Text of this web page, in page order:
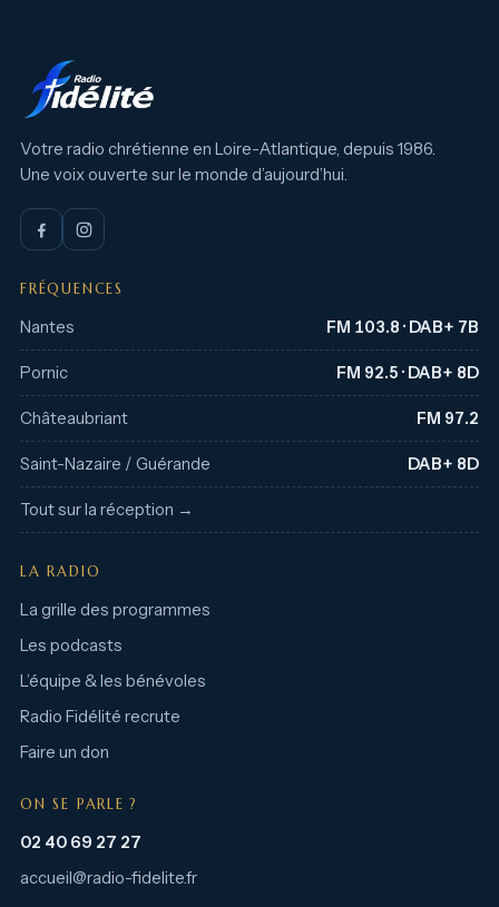
Votre radio chrétienne en Loire-Atlantique, depuis 1986.
Une voix ouverte sur le monde d’aujourd’hui.
FRÉQUENCES
Nantes FM 103.8 · DAB+ 7B
Pornic FM 92.5 · DAB+ 8D
Châteaubriant FM 97.2
Saint-Nazaire / Guérande DAB+ 8D
Tout sur la réception →
LA RADIO
La grille des programmes
Les podcasts
L’équipe & les bénévoles
Radio Fidélité recrute
Faire un don
ON SE PARLE ?
02 40 69 27 27
accueil@radio-fidelite.fr